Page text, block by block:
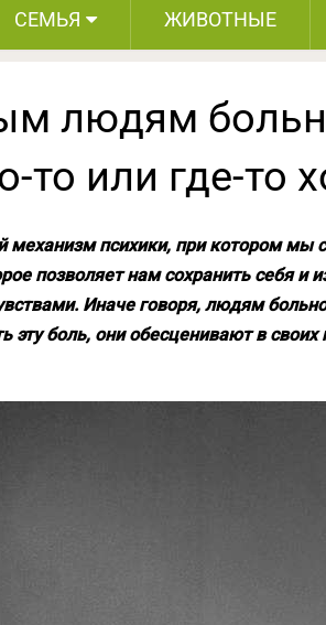
СЕМЬЯ ЖИВОТНЫЕ
людям
то или где-то
психики, при котором мы
позволяет нам сохранить себя и
Иначе говоря, людям
эту боль, они обесценивают в своих